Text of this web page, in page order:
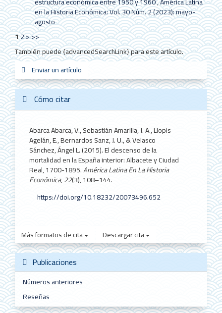
en la Historia Económica: Vol. 30 Núm. 2 (2023): mayo-
agosto
12>>>
También puede {advancedSearchLink} para este artículo.
un
artículo
Enviar un artículo
Cómo citar
Abarca Abarca, V., Sebastián Amarilla, J. A., Llopis
Agelán, E., Bernardos Sanz, J. U., & Velasco
Sánchez, Ángel L. (2015). El descenso de la
mortalidad en la España interior: Albacete y Ciudad
Real, 1700-1895.América Latina En La Historia
Económica,22(3), 108–144.
https://doi.org/10.18232/20073496.652
Más formatos de cita Descargar cita
Publicaciones
Números anteriores
Reseñas
redes